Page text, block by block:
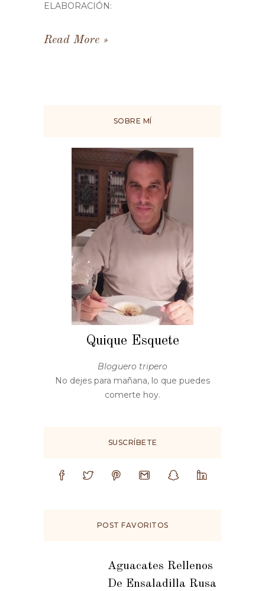
ELABORACIÓN:
Read More
SOBRE MÍ
Quique Esquete
Bloguero tripero
No dejes para mañana, lo que puedes
comerte hoy.
SUSCRÍBETE
POST FAVORITOS
Aguacates Rellenos
De Ensaladilla Rusa